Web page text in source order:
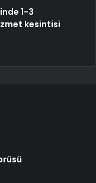
1-3
kesintisi